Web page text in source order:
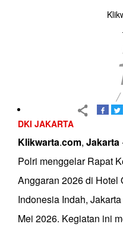
/
DKI JAKARTA
Klikwarta.com, Jakarta
Polri menggelar Rapat
Anggaran 2026 di Hotel
Indonesia Indah,
Mei 2026. Kegiatan ini